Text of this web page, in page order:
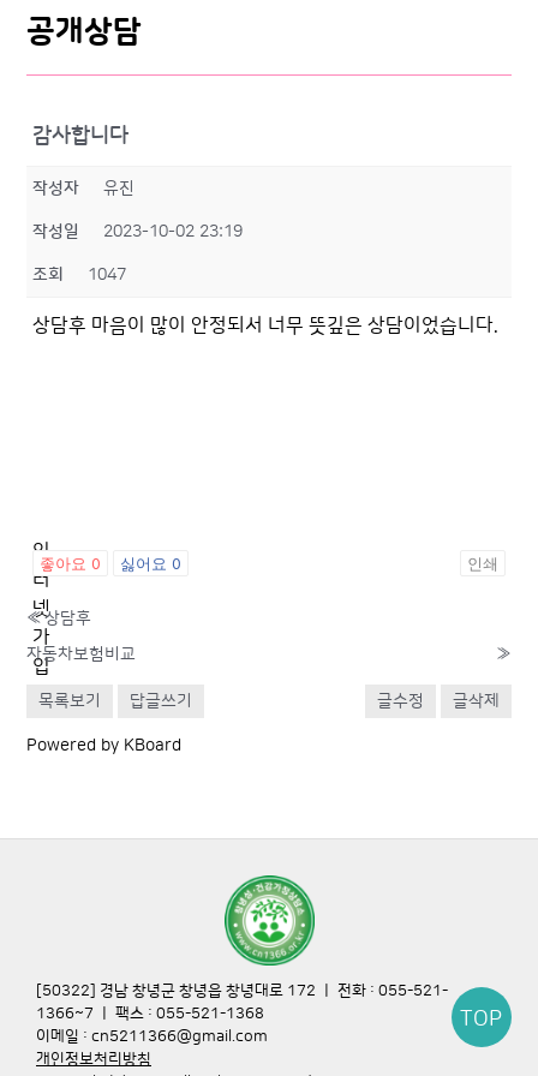
TOP
공개상담
감사합니다
작성자 유진
작성일 2023-10-02 23:19
조회 1047
상담후 마음이 많이 안정되서 너무 뜻깊은 상담이었습니다.
인
터
넷
가
입
좋아요 0 싫어요0 인쇄
«상담후
자동차보험비교
»
목록보기 답글쓰기 글수정 글삭제
Powered by KBoard
[50322] 경남 창녕군 창녕읍 창녕대로 172 ㅣ 전화 : 055-521-
1366~7 ㅣ 팩스 : 055-521-1368
이메일 : cn5211366@gmail.com
개인정보처리방침